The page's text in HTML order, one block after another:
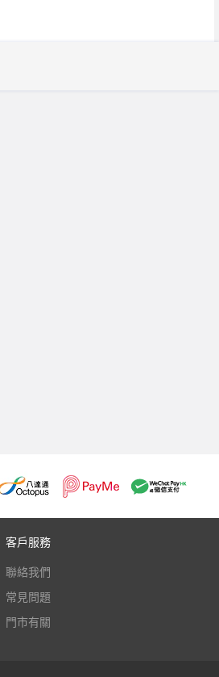
客戶服務
聯絡我們
常見問題
門市有關